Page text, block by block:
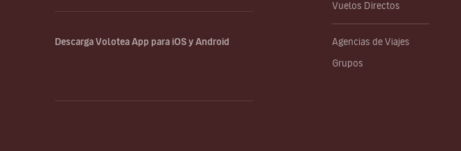
Vuelos Directos
Agencias de Viajes
Grupos
Descarga Volotea App para iOS y Android